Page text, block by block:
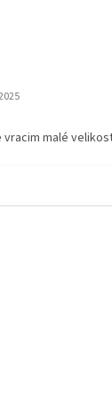
obchodu je 5
vracim malé